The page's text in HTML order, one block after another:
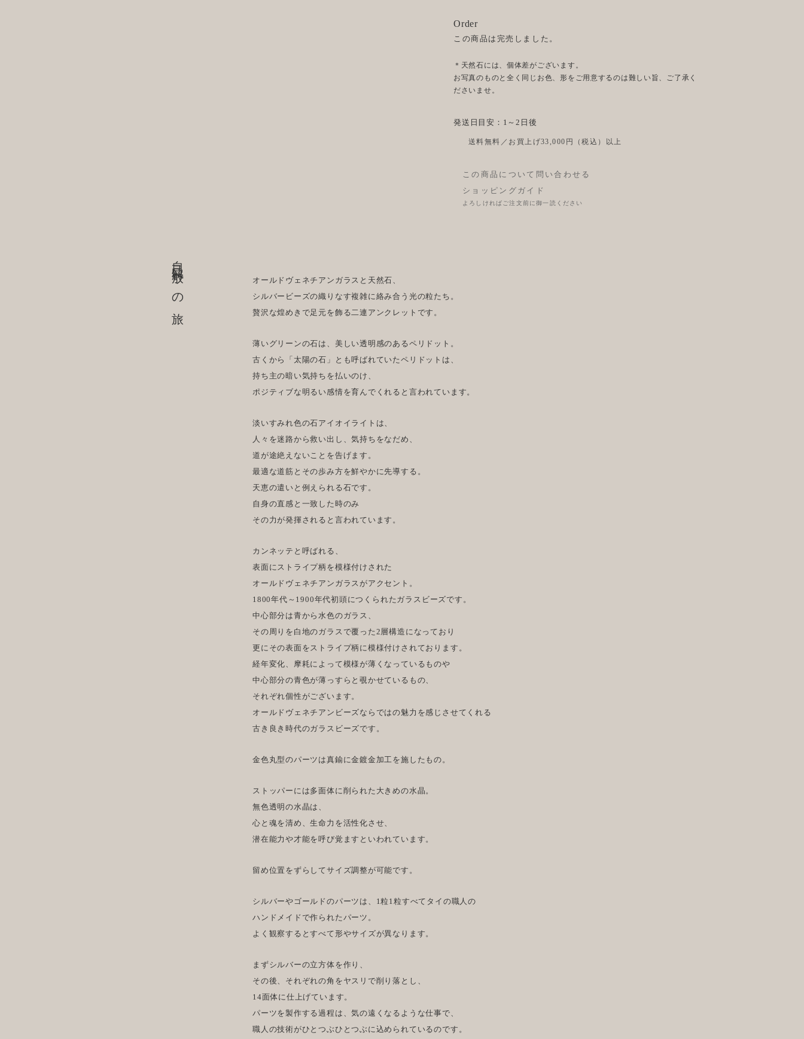
Order
この商品は完売しました。
＊天然石には、個体差がございます。
お写真のものと全く同じお色、形をご用意するのは難しい旨、ご了承く
ださいませ。
発送日目安：1～2日後
送料無料／お買上げ33,000円（税込）以上
この商品について問い合わせる
ショッピングガイド
よろしければご注文前に御一読ください
自己解放への旅
オールドヴェネチアンガラスと天然石、
シルバービーズの織りなす複雑に絡み合う光の粒たち。
贅沢な煌めきで足元を飾る二連アンクレットです。
薄いグリーンの石は、美しい透明感のあるペリドット。
古くから「太陽の石」とも呼ばれていたペリドットは、
持ち主の暗い気持ちを払いのけ、
ポジティブな明るい感情を育んでくれると言われています。
淡いすみれ色の石アイオイライトは、
人々を迷路から救い出し、気持ちをなだめ、
道が途絶えないことを告げます。
最適な道筋とその歩み方を鮮やかに先導する。
天恵の遣いと例えられる石です。
自身の直感と一致した時のみ
その力が発揮されると言われています。
カンネッテと呼ばれる、
表面にストライプ柄を模様付けされた
オールドヴェネチアンガラスがアクセント。
1800年代～1900年代初頭につくられたガラスビーズです。
中心部分は青から水色のガラス、
その周りを白地のガラスで覆った2層構造になっており
更にその表面をストライプ柄に模様付けされております。
経年変化、摩耗によって模様が薄くなっているものや
中心部分の青色が薄っすらと覗かせているもの、
それぞれ個性がございます。
オールドヴェネチアンビーズならではの魅力を感じさせてくれる
古き良き時代のガラスビーズです。
金色丸型のパーツは真鍮に金鍍金加工を施したもの。
ストッパーには多面体に削られた大きめの水晶。
無色透明の水晶は、
心と魂を清め、生命力を活性化させ、
潜在能力や才能を呼び覚ますといわれています。
留め位置をずらしてサイズ調整が可能です。
シルバーやゴールドのパーツは、1粒1粒すべてタイの職人の
ハンドメイドで作られたパーツ。
よく観察するとすべて形やサイズが異なります。
まずシルバーの立方体を作り、
その後、それぞれの角をヤスリで削り落とし、
14面体に仕上げています。
パーツを製作する過程は、気の遠くなるような仕事で、
職人の技術がひとつぶひとつぶに込められているのです。